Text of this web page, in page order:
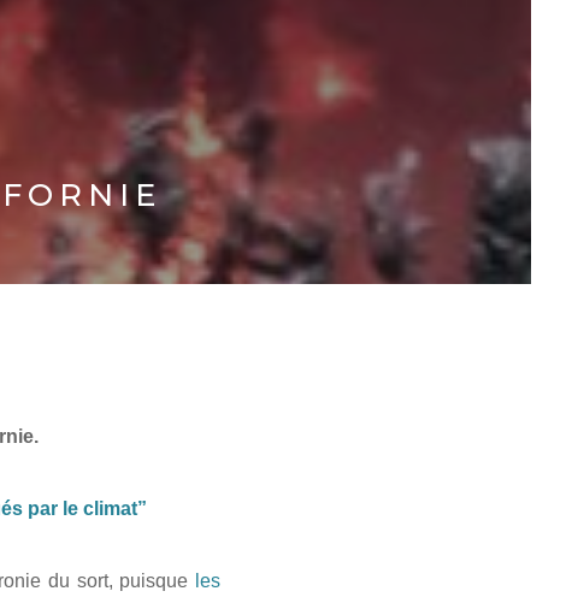
par le climat”
du sort, puisque les